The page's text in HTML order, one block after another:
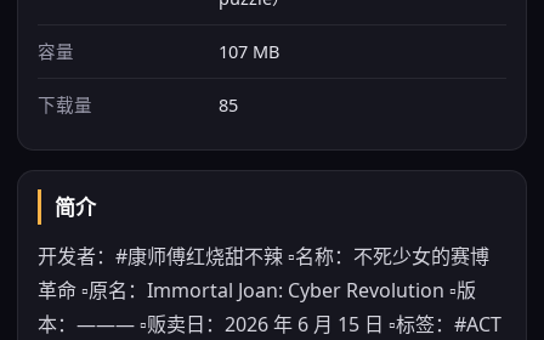
容量 107 MB
下载量 85
简介
开发者：#康师傅红烧甜不辣 ▫️名称：不死少女的赛博
革命 ▫️原名：Immortal Joan: Cyber Revolution ▫️版
本：——— ▫️贩卖日：2026 年 6 月 15 日 ▫️标签：#ACT